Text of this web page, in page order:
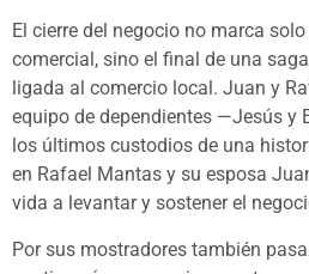
El cierre del negocio no marca
comercial, sino el final de una
ligada al comercio local. Juan y
equipo de dependientes —Jesús y
los últimos custodios de una
en Rafael Mantas y su esposa
vida a levantar y sostener el
Por sus mostradores también